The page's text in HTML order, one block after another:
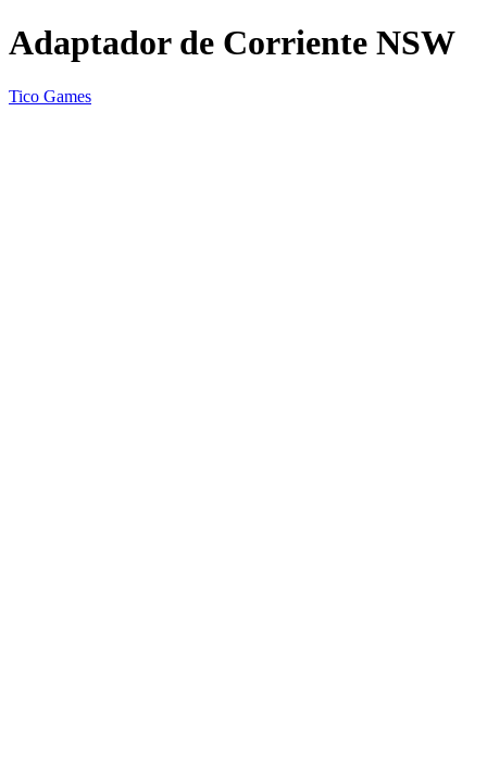
Adaptador de Corriente NSW
Tico Games